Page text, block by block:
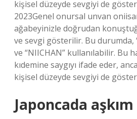
kişisel düzeyde sevgiyi de
2023Genel onursal unvan
ağabeyinizle doğrudan
ve sevgi gösterilir. Bu durumda,
ve “NIICHAN” kullanılabilir. Bu
kıdemine saygıyı ifade eder,
kişisel düzeyde sevgiyi de
Japoncada